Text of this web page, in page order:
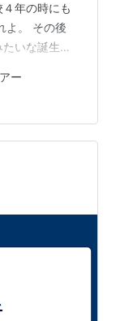
年の時にも
よ。 その後
いな誕生日
「零戦」作
6年の担任
、どれだけ危
軍用機の図鑑
みたいでし
ー